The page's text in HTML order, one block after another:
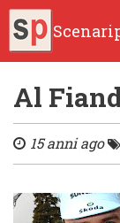
Al
15 anni ago